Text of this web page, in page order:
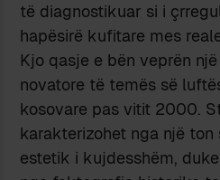
të diagnostikuar si i
hapësirë kufitare mes
Kjo qasje e bën veprën
novatore të temës së
kosovare pas vitit 2000.
karakterizohet nga një
estetik i kujdesshëm,